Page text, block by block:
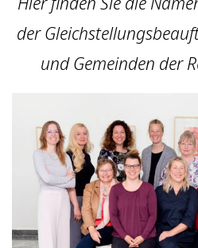
der
und Gemeinden der